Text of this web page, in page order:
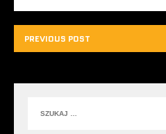
PREVIOUS POST